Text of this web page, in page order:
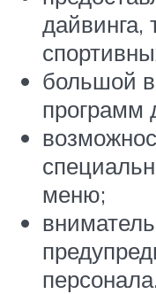
дайвинга,
большой
программ
меню;
персонала.